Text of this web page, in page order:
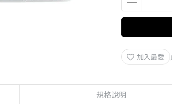
加入最愛
規格說明